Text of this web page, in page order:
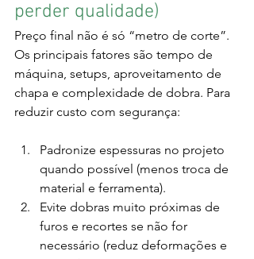
perder qualidade)
Preço final não é só “metro de corte”.
Os principais fatores são tempo de
máquina, setups, aproveitamento de
chapa e complexidade de dobra. Para
reduzir custo com segurança:
Padronize espessuras no projeto
quando possível (menos troca de
material e ferramenta).
Evite dobras muito próximas de
furos e recortes se não for
necessário (reduz deformações e